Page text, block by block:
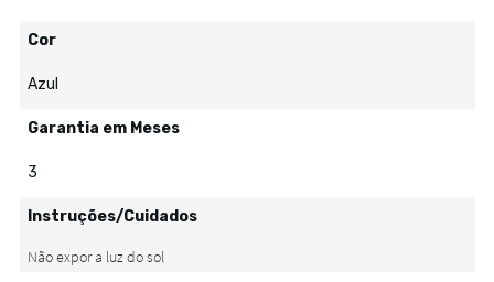
Cor
Azul
Garantia em Meses
3
Instruções/Cuidados